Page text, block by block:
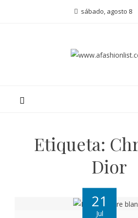
sábado, agosto 8
Etiqueta:
Dior
21
Jul